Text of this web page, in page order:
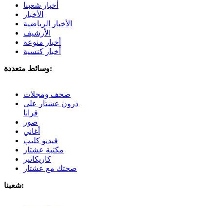
أخبار شعبنا
الأخبار
الأخبار الرياضية
الأرشيف
أخبار منوعة
أخبار كنسية
وسائط متعددة:
صحف ومجلات
درون عشتار على
قرانا
صور
أغاني
فيديو كليب
مكتبة عشتار
كاريكاتير
صحتك مع عشتار
شعبنا: